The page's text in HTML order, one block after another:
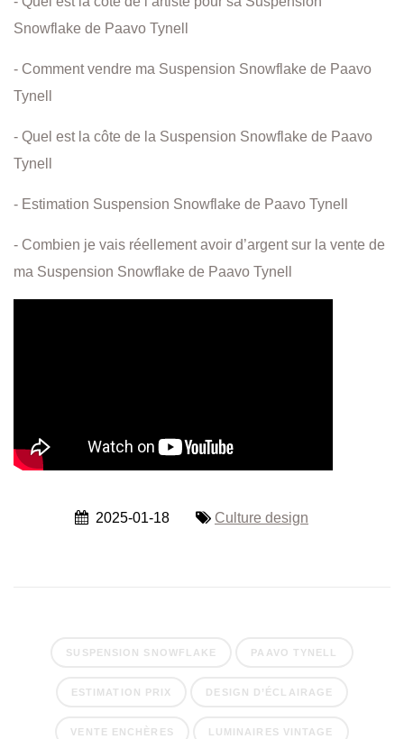
Snowflake de Paavo Tynell
- Comment vendre ma Suspension Snowflake de Paavo
Tynell
- Quel est la côte de la Suspension Snowflake de Paavo
Tynell
- Estimation Suspension Snowflake de Paavo Tynell
- Combien je vais réellement avoir d’argent sur la vente de
ma Suspension Snowflake de Paavo Tynell
2025-01-18 Culture design
SUSPENSION SNOWFLAKE PAAVO TYNELL
ESTIMATION PRIX DESIGN D’ÉCLAIRAGE
VENTE ENCHÈRES LUMINAIRES VINTAGE